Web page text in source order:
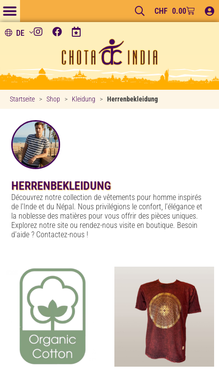
CHF 0.00
DE
Startseite > Shop > Kleidung > Herrenbekleidung
HERRENBEKLEIDUNG
Découvrez notre collection de vêtements pour homme inspirés
de l’Inde et du Népal. Nous privilégions le confort, l’élégance et
la noblesse des matières pour vous offrir des pièces uniques.
Explorez notre site ou rendez-nous visite en boutique. Besoin
d’aide ? Contactez-nous !